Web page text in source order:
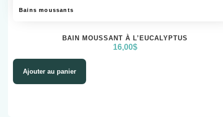
Bains moussants
BAIN MOUSSANT À L’EUCALYPTUS
16,00$
Ajouter au panier